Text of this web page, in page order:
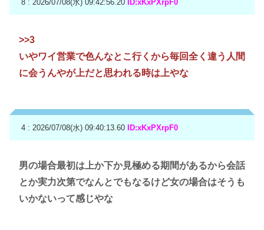
8 : 2026/07/08(水) 09:42:56.20 ID:xKxPXrpF0
>>3
いやワイ営業で色んなとこ行くから毎回全く違う人間
に会うんやが上だと思われる時は上やな
4 : 2026/07/08(水) 09:40:13.60 ID:xKxPXrpF0
男の場合最初は上か下か見極める期間があるから会話
とか実力次第でなんとでもなるけど女の場合はそうも
いかないって感じやな